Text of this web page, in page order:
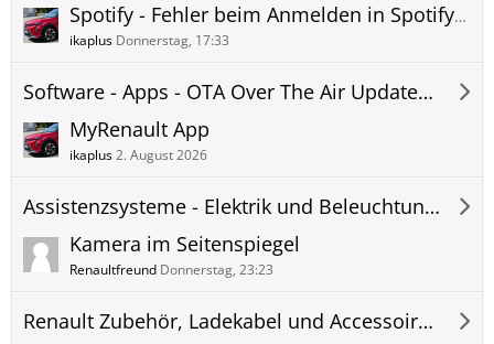
Spotify - Fehler beim Anmelden in Spotify App
ikaplus Donnerstag, 17:33
Software - Apps - OTA Over The Air Updates - Scenic-E-Forum
MyRenault App
ikaplus2. August 2026
Assistenzsysteme - Elektrik und Beleuchtung - Scenic-E-Forum
Kamera im Seitenspiegel
Renaultfreund Donnerstag, 23:23
Renault Zubehör, Ladekabel und Accessoires - Scenic-E-Forum